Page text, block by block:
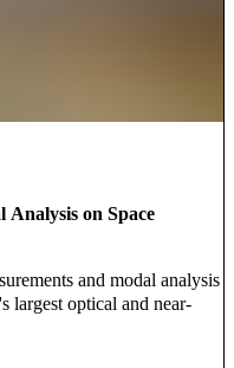
on Space
and modal analysis
largest optical and near-